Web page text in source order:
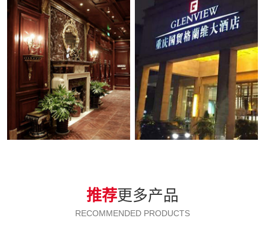
推荐更多产品
RECOMMENDED PRODUCTS